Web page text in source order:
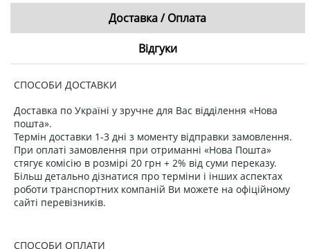
Доставка / Оплата
Відгуки
СПОСОБИ ДОСТАВКИ
Доставка по Україні у зручне для Вас відділення «Нова
пошта».
Термін доставки 1-3 дні з моменту відправки замовлення.
При оплаті замовлення при отриманні «Нова Пошта»
стягує комісію в розмірі 20 грн + 2% від суми переказу.
Більш детально дізнатися про терміни і інших аспектах
роботи транспортних компаній Ви можете на офіційному
сайті перевізників.
СПОСОБИ ОПЛАТИ